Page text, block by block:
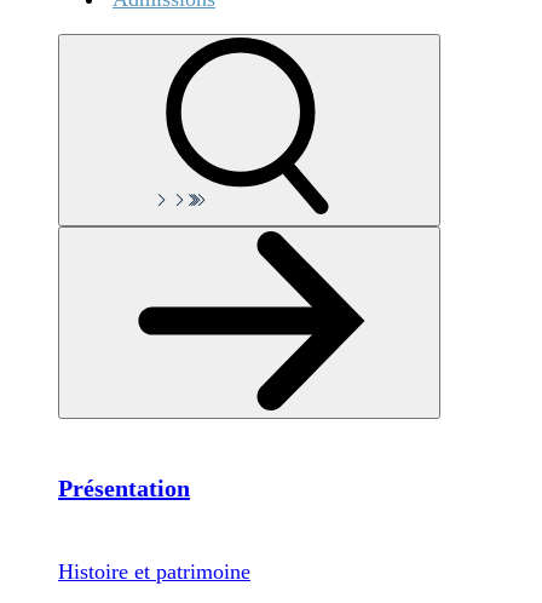
Présentation
Histoire et patrimoine